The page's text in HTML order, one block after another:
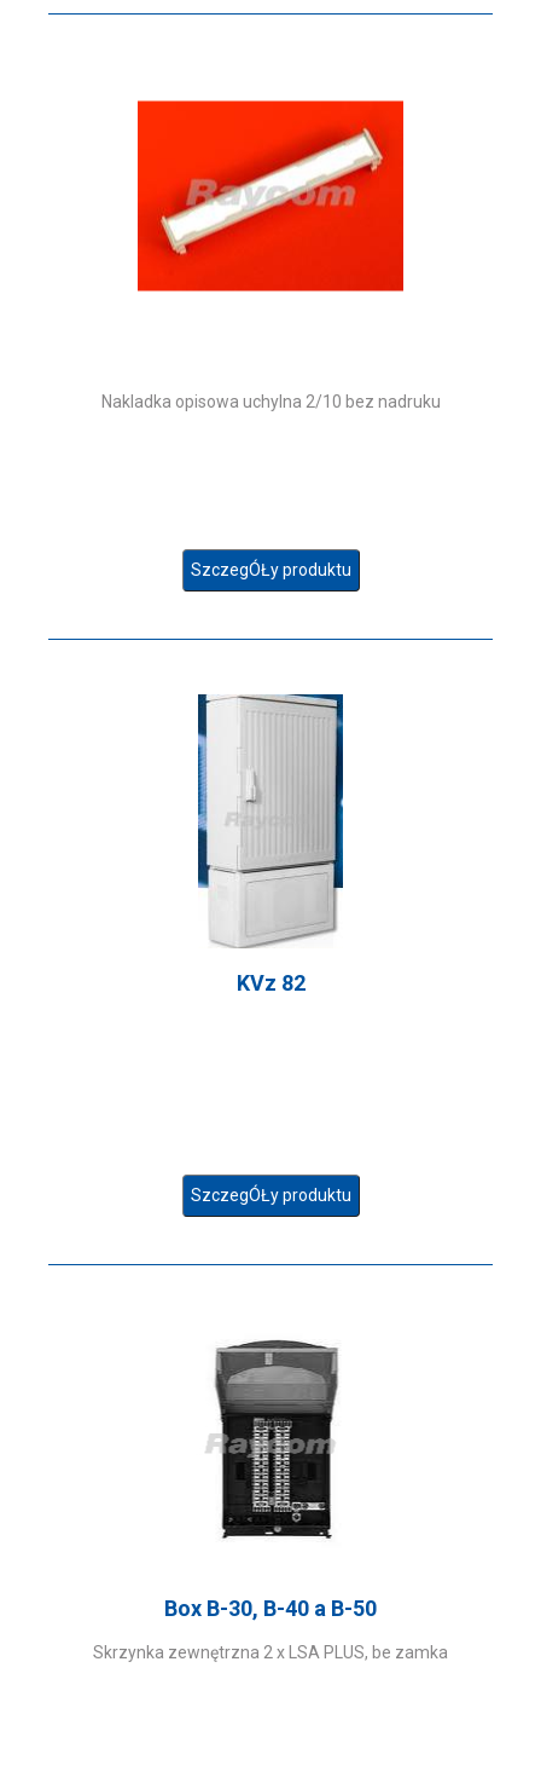
Nakladka opisowa uchylna 2/10 bez nadruku
SzczegÓŁy produktu
KVz 82
SzczegÓŁy produktu
Box B-30, B-40 a B-50
Skrzynka zewnętrzna 2 x LSA PLUS, be zamka